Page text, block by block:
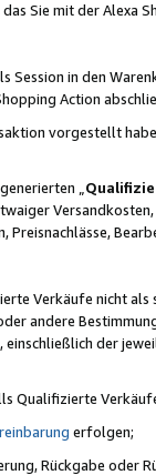
Sie mit der Alexa
in den
Action
vorgestellt
„
Preisnachlässe,
Verkäufe nicht
andere
der
Qualifizierte
erfolgen;
Rückgabe oder